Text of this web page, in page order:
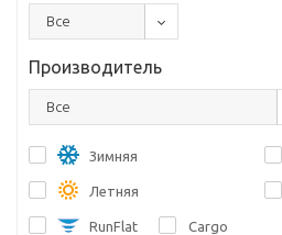
Все
Производитель
Все
Зимняя
Летняя
RunFlat Cargo